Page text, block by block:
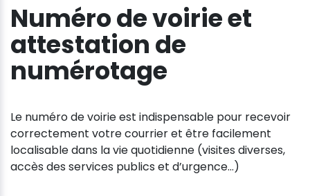
Numéro de voirie et
attestation de
numérotage
Le numéro de voirie est indispensable pour recevoir
correctement votre courrier et être facilement
localisable dans la vie quotidienne (visites diverses,
accès des services publics et d’urgence…)